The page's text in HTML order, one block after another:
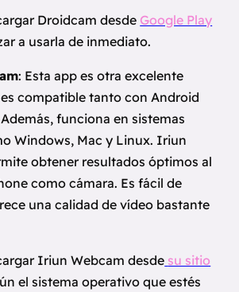
Droidcam desde Google Play
a usarla de inmediato.
: Esta app es otra excelente
compatible tanto con Android
funciona en sistemas
Windows, Mac y Linux. Iriun
obtener resultados óptimos al
como cámara. Es fácil de
una calidad de vídeo bastante
Iriun Webcam desde su sitio
el sistema operativo que estés